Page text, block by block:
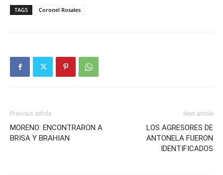
TAGS Coronel Rosales
Previous article
MORENO: ENCONTRARON A
BRISA Y BRAHIAN
Next article
LOS AGRESORES DE
ANTONELA FUERON
IDENTIFICADOS